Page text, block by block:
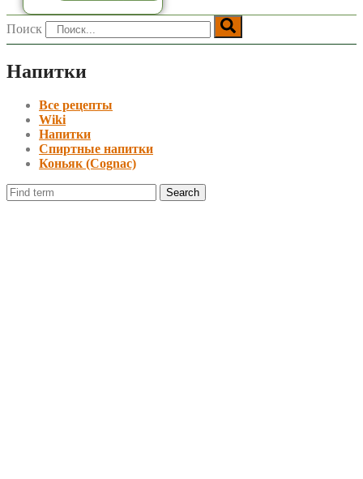
Поиск
Напитки
Все рецепты
Wiki
Напитки
Спиртные напитки
Коньяк (Cognac)